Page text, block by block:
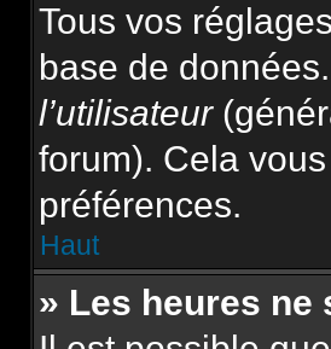
Tous vos
base de
l’utilisateur
forum). Cela
préférences.
Haut
» Les heures